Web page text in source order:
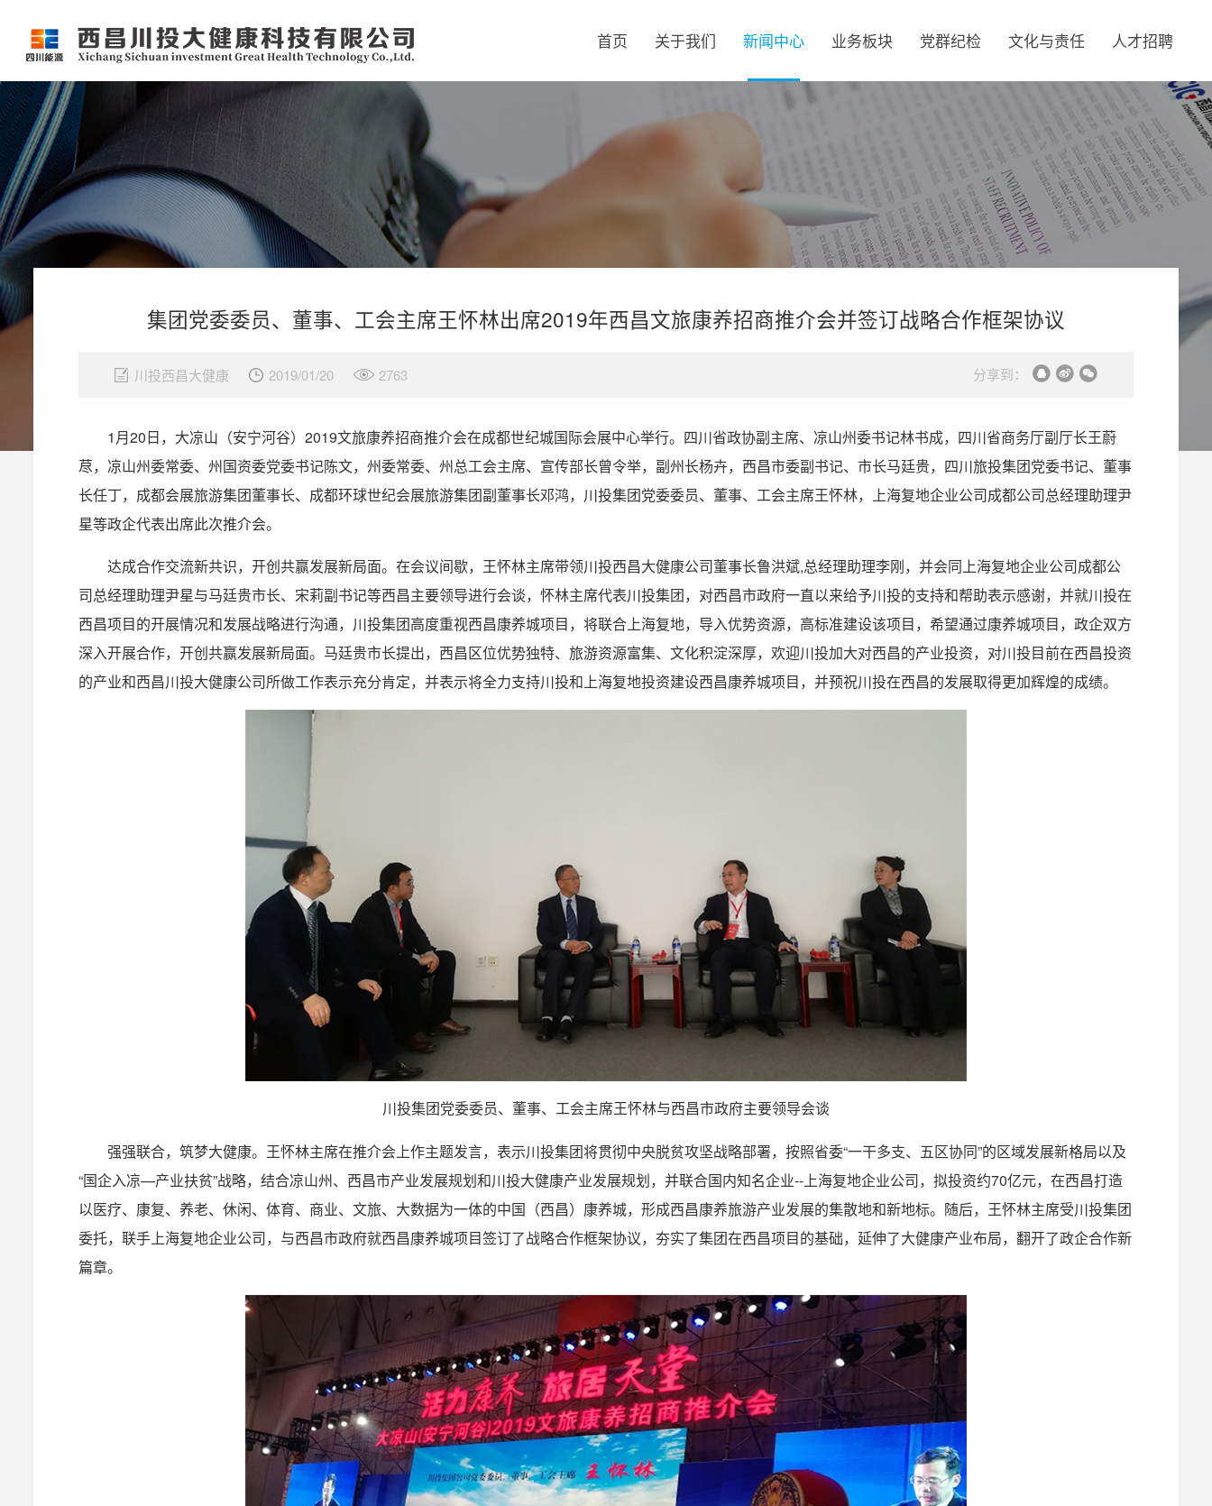
首页 关于我们 新闻中心 业务板块 党群纪检 文化与责任 人才招聘
集团党委委员、董事、工会主席王怀林出席2019年西昌文旅康养招商推介会并签订战略合作框架协议
川投西昌大健康 2019/01/20 2763 分享到：
1月20日，大凉山（安宁河谷）2019文旅康养招商推介会在成都世纪城国际会展中心举行。四川省政协副主席、凉山州委书记林书成，四川省商务厅副厅长王蔚
荩，凉山州委常委、州国资委党委书记陈文，州委常委、州总工会主席、宣传部长曾令举，副州长杨卉，西昌市委副书记、市长马廷贵，四川旅投集团党委书记、董事
长任丁，成都会展旅游集团董事长、成都环球世纪会展旅游集团副董事长邓鸿，川投集团党委委员、董事、工会主席王怀林，上海复地企业公司成都公司总经理助理尹
星等政企代表出席此次推介会。
达成合作交流新共识，开创共赢发展新局面。在会议间歇，王怀林主席带领川投西昌大健康公司董事长鲁洪斌,总经理助理李刚，并会同上海复地企业公司成都公
司总经理助理尹星与马廷贵市长、宋莉副书记等西昌主要领导进行会谈，怀林主席代表川投集团，对西昌市政府一直以来给予川投的支持和帮助表示感谢，并就川投在
西昌项目的开展情况和发展战略进行沟通，川投集团高度重视西昌康养城项目，将联合上海复地，导入优势资源，高标准建设该项目，希望通过康养城项目，政企双方
深入开展合作，开创共赢发展新局面。马廷贵市长提出，西昌区位优势独特、旅游资源富集、文化积淀深厚，欢迎川投加大对西昌的产业投资，对川投目前在西昌投资
的产业和西昌川投大健康公司所做工作表示充分肯定，并表示将全力支持川投和上海复地投资建设西昌康养城项目，并预祝川投在西昌的发展取得更加辉煌的成绩。
川投集团党委委员、董事、工会主席王怀林与西昌市政府主要领导会谈
强强联合，筑梦大健康。王怀林主席在推介会上作主题发言，表示川投集团将贯彻中央脱贫攻坚战略部署，按照省委“一干多支、五区协同”的区域发展新格局以及
“国企入凉—产业扶贫”战略，结合凉山州、西昌市产业发展规划和川投大健康产业发展规划，并联合国内知名企业--上海复地企业公司，拟投资约70亿元，在西昌打造
以医疗、康复、养老、休闲、体育、商业、文旅、大数据为一体的中国（西昌）康养城，形成西昌康养旅游产业发展的集散地和新地标。随后，王怀林主席受川投集团
委托，联手上海复地企业公司，与西昌市政府就西昌康养城项目签订了战略合作框架协议，夯实了集团在西昌项目的基础，延伸了大健康产业布局，翻开了政企合作新
篇章。